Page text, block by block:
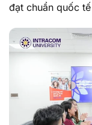
đạt chuẩn quốc